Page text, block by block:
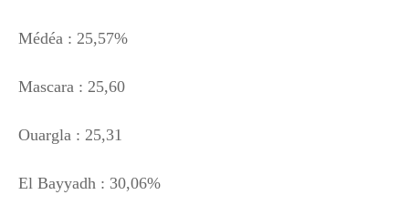
Médéa : 25,57%
Mascara : 25,60
Ouargla : 25,31
El Bayyadh : 30,06%